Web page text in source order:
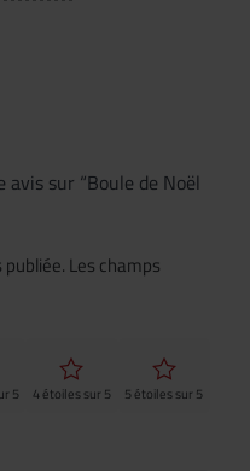
sur “Boule de Noël
Les champs
5 4 étoiles sur 5 5 étoiles sur 5